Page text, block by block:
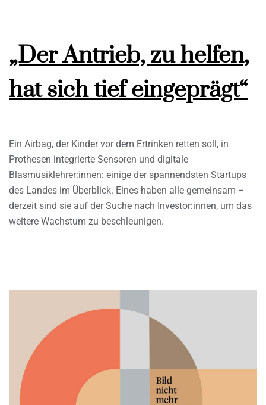
„Der Antrieb, zu helfen,
hat sich tief eingeprägt“
Ein Airbag, der Kinder vor dem Ertrinken retten soll, in
Prothesen integrierte Sensoren und digitale
Blasmusiklehrer:innen: einige der spannendsten Startups
des Landes im Überblick. Eines haben alle gemeinsam –
derzeit sind sie auf der Suche nach Investor:innen, um das
weitere Wachstum zu beschleunigen.